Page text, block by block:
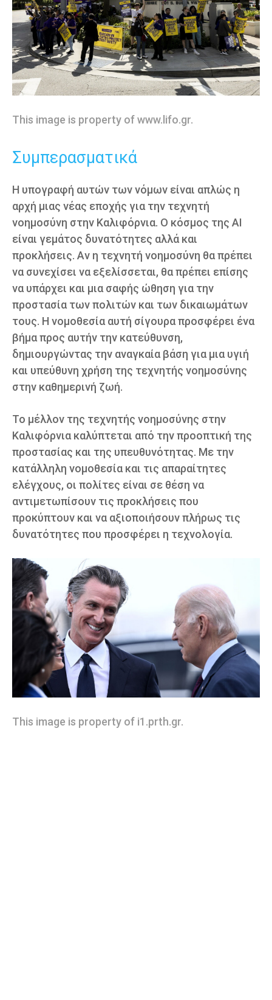
This image is property of www.lifo.gr.
Συμπερασματικά
Η υπογραφή αυτών των νόμων είναι απλώς η
αρχή μιας νέας εποχής για την τεχνητή
νοημοσύνη στην Καλιφόρνια. Ο κόσμος της AI
είναι γεμάτος δυνατότητες αλλά και
προκλήσεις. Αν η τεχνητή νοημοσύνη θα πρέπει
να συνεχίσει να εξελίσσεται, θα πρέπει επίσης
να υπάρχει και μια σαφής ώθηση για την
προστασία των πολιτών και των δικαιωμάτων
τους. Η νομοθεσία αυτή σίγουρα προσφέρει ένα
βήμα προς αυτήν την κατεύθυνση,
δημιουργώντας την αναγκαία βάση για μια υγιή
και υπεύθυνη χρήση της τεχνητής νοημοσύνης
στην καθημερινή ζωή.
Το μέλλον της τεχνητής νοημοσύνης στην
Καλιφόρνια καλύπτεται από την προοπτική της
προστασίας και της υπευθυνότητας. Με την
κατάλληλη νομοθεσία και τις απαραίτητες
ελέγχους, οι πολίτες είναι σε θέση να
αντιμετωπίσουν τις προκλήσεις που
προκύπτουν και να αξιοποιήσουν πλήρως τις
δυνατότητες που προσφέρει η τεχνολογία.
This image is property of i1.prth.gr.